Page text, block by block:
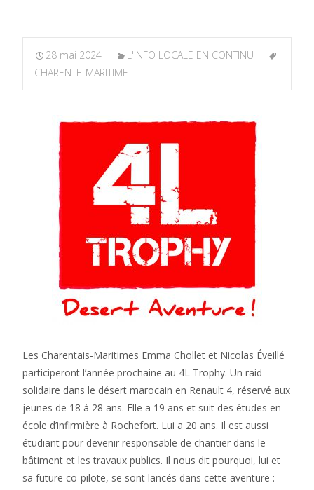
28 mai 2024
L'INFO LOCALE EN CONTINU
CHARENTE-MARITIME
Les Charentais-Maritimes Emma Chollet et Nicolas Éveillé
participeront l’année prochaine au 4L Trophy. Un raid
solidaire dans le désert marocain en Renault 4, réservé aux
jeunes de 18 à 28 ans. Elle a 19 ans et suit des études en
école d’infirmière à Rochefort. Lui a 20 ans. Il est aussi
étudiant pour devenir responsable de chantier dans le
bâtiment et les travaux publics. Il nous dit pourquoi, lui et
sa future co-pilote, se sont lancés dans cette aventure :